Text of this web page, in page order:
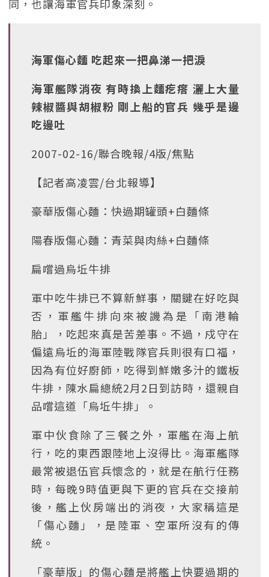
同，也讓海軍官兵印象深刻。
海軍傷心麵 吃起來一把鼻涕一把淚
海軍艦隊消夜 有時換上麵疙瘩 灑上大量
辣椒醬與胡椒粉 剛上船的官兵 幾乎是邊
吃邊吐
2007-02-16/聯合晚報/4版/焦點
【記者高凌雲/台北報導】
豪華版傷心麵：快過期罐頭+白麵條
陽春版傷心麵：青菜與肉絲+白麵條
扁嚐過烏坵牛排
軍中吃牛排已不算新鮮事，關鍵在好吃與
否，軍艦牛排向來被譏為是「南港輪
胎」，吃起來真是苦差事。不過，戍守在
偏遠烏坵的海軍陸戰隊官兵則很有口福，
因為有位好廚師，吃得到鮮嫩多汁的鐵板
牛排，陳水扁總統2月2日到訪時，還親自
品嚐這道「烏坵牛排」。
軍中伙食除了三餐之外，軍艦在海上航
行，吃的東西跟陸地上沒得比。海軍艦隊
最常被退伍官兵懷念的，就是在航行任務
時，每晚9時值更與下更的官兵在交接前
後，艦上伙房端出的消夜，大家稱這是
「傷心麵」，是陸軍、空軍所沒有的傳
統。
「豪華版」的傷心麵是將艦上快要過期的